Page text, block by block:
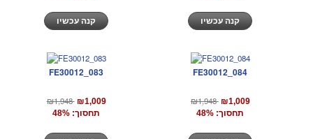
FE30012_083
₪1,948 ₪1,009
תחסוך: 48%
FE30012_084
₪1,948 ₪1,009
תחסוך: 48%